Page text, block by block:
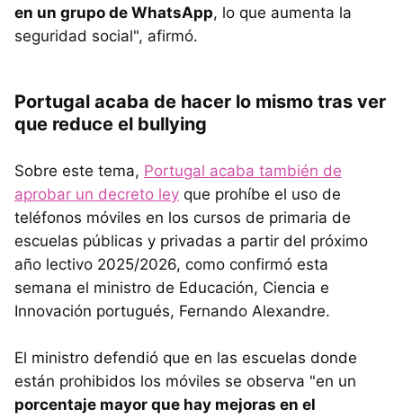
en un grupo de WhatsApp, lo que aumenta la
seguridad social", afirmó.
Portugal acaba de hacer lo mismo tras ver
que reduce el bullying
Sobre este tema, Portugal acaba también de
aprobar un decreto ley que prohíbe el uso de
teléfonos móviles en los cursos de primaria de
escuelas públicas y privadas a partir del próximo
año lectivo 2025/2026, como confirmó esta
semana el ministro de Educación, Ciencia e
Innovación portugués, Fernando Alexandre.
El ministro defendió que en las escuelas donde
están prohibidos los móviles se observa "en un
porcentaje mayor que hay mejoras en el